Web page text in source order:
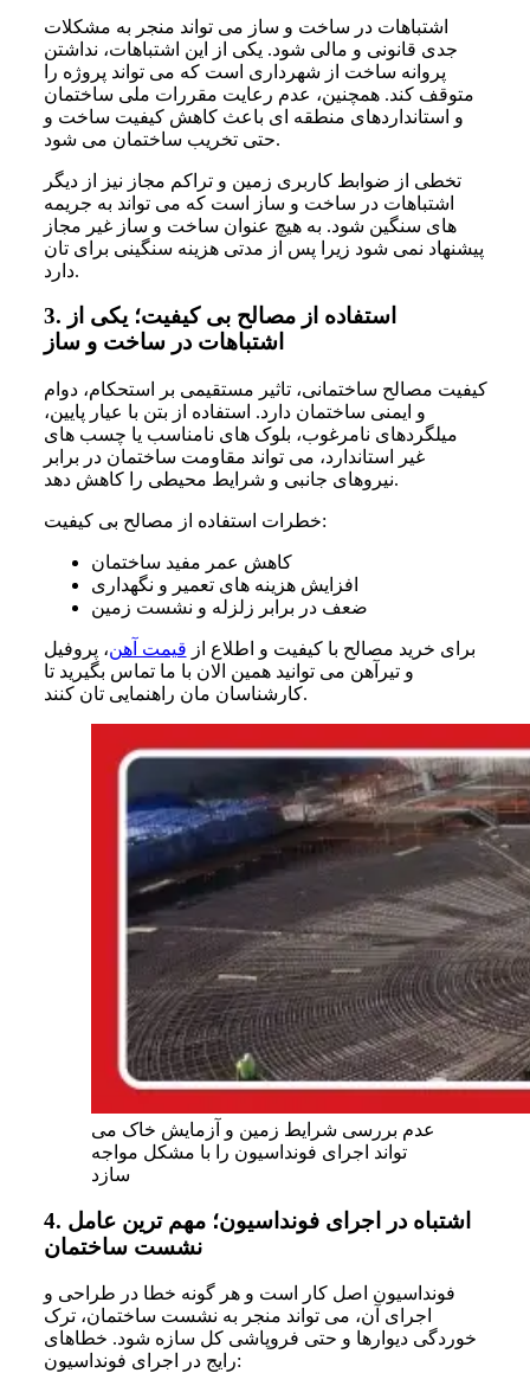
اشتباهات در ساخت و ساز می تواند منجر به مشکلات
جدی قانونی و مالی شود. یکی از این اشتباهات، نداشتن
پروانه ساخت از شهرداری است که می تواند پروژه را
متوقف کند. همچنین، عدم رعایت مقررات ملی ساختمان
و استانداردهای منطقه ای باعث کاهش کیفیت ساخت و
حتی تخریب ساختمان می شود.
تخطی از ضوابط کاربری زمین و تراکم مجاز نیز از دیگر
اشتباهات در ساخت و ساز است که می تواند به جریمه
های سنگین شود. به هیچ عنوان ساخت و ساز غیر مجاز
پیشنهاد نمی شود زیرا پس از مدتی هزینه سنگینی برای تان
دارد.
3. استفاده از مصالح بی کیفیت؛ یکی از
اشتباهات در ساخت و ساز
کیفیت مصالح ساختمانی، تاثیر مستقیمی بر استحکام، دوام
و ایمنی ساختمان دارد. استفاده از بتن با عیار پایین،
میلگردهای نامرغوب، بلوک های نامناسب یا چسب های
غیر استاندارد، می تواند مقاومت ساختمان در برابر
نیروهای جانبی و شرایط محیطی را کاهش دهد.
خطرات استفاده از مصالح بی کیفیت:
کاهش عمر مفید ساختمان
افزایش هزینه های تعمیر و نگهداری
ضعف در برابر زلزله و نشست زمین
برای خرید مصالح با کیفیت و اطلاع از قیمت آهن، پروفیل
و تیرآهن می توانید همین الان با ما تماس بگیرید تا
کارشناسان مان راهنمایی تان کنند.
عدم بررسی شرایط زمین و آزمایش خاک می
تواند اجرای فونداسیون را با مشکل مواجه
سازد
4. اشتباه در اجرای فونداسیون؛ مهم ترین عامل
نشست ساختمان
فونداسیون اصل کار است و هر گونه خطا در طراحی و
اجرای آن، می تواند منجر به نشست ساختمان، ترک
خوردگی دیوارها و حتی فروپاشی کل سازه شود. خطاهای
رایج در اجرای فونداسیون: